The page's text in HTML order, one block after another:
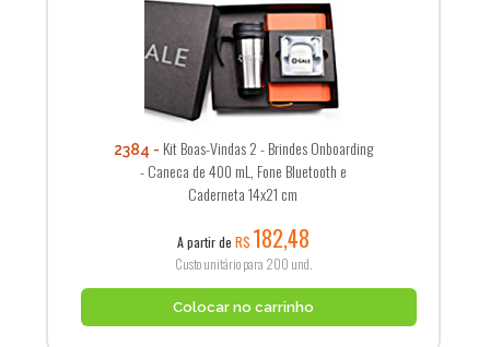
2384
Kit Boas-Vindas 2 - Brindes Onboarding
- Caneca de 400 mL, Fone Bluetooth e
Caderneta 14x21 cm
A partir de R$ 182,48
Custo unitário para 200 und.
Colocar no carrinho